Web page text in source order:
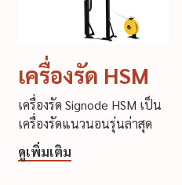
เครื่องรัด HSM
เครื่องรัด Signode HSM เป็น
เครื่องรัดแนวนอนรุ่นล่าสุด
ดูเพิ่มเติม